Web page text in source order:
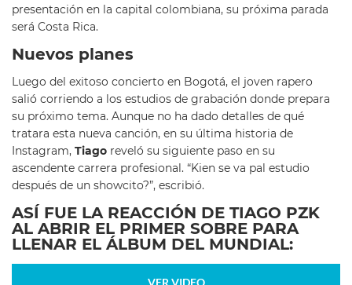
presentación en la capital colombiana, su próxima parada
será Costa Rica.
Nuevos planes
Luego del exitoso concierto en Bogotá, el joven rapero
salió corriendo a los estudios de grabación donde prepara
su próximo tema. Aunque no ha dado detalles de qué
tratara esta nueva canción, en su última historia de
Instagram, Tiago reveló su siguiente paso en su
ascendente carrera profesional. “Kien se va pal estudio
después de un showcito?”, escribió.
ASÍ FUE LA REACCIÓN DE TIAGO PZK
AL ABRIR EL PRIMER SOBRE PARA
LLENAR EL ÁLBUM DEL MUNDIAL:
VER VIDEO